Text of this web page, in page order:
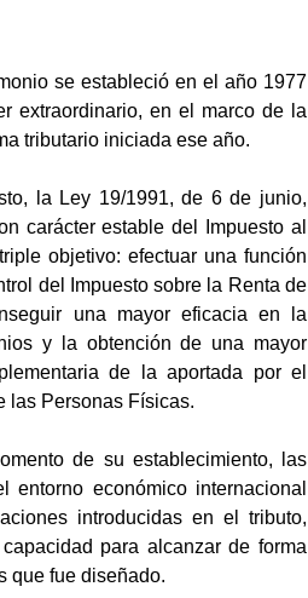
se estableció en el año 1977
extraordinario, en el marco de la
tributario iniciada ese año.
la Ley 19/1991, de 6 de junio,
carácter estable del Impuesto al
objetivo: efectuar una función
del Impuesto sobre la Renta de
una mayor eficacia en la
y la obtención de una mayor
de la aportada por el
las Personas Físicas.
de su establecimiento, las
entorno económico internacional
introducidas en el tributo,
para alcanzar de forma
que fue diseñado.